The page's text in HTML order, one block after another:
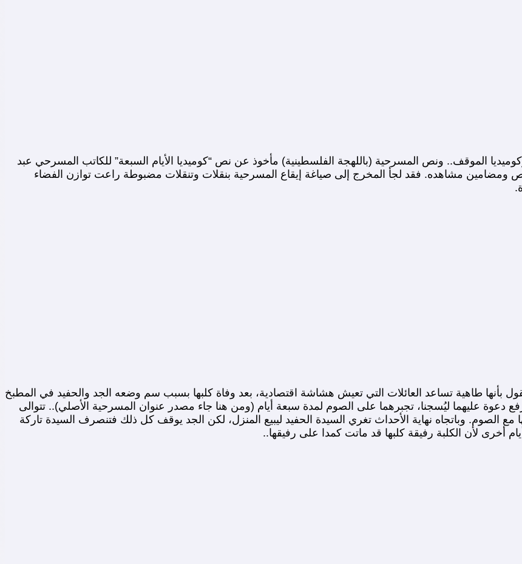
الموقف.. ونص المسرحية (باللهجة الفلسطينية) مأخوذ عن نص “كوميديا الأيام السبعة” للكاتب المسرحي عبد
النص ومضامين مشاهده. فقد لجأ المخرج إلى صياغة إيقاع المسرحية بنقلات وتنقلات مضبوطة راعت توازن الفضاء
بأنها طاهية تساعد العائلات التي تعيش هشاشة اقتصادية، بعد وفاة كلبها بسبب سم وضعه الجد والحفيد في المطبخ
دعوة عليهما ليُسجنا، تجبرهما على الصوم لمدة سبعة أيام (ومن هنا جاء مصدر عنوان المسرحية الأصلي).. تتوالى
مع الصوم. وباتجاه نهاية الأحداث تغري السيدة الحفيد ليبيع المنزل، لكن الجد يوقف كل ذلك فتنصرف السيدة تاركة
أخرى لأن الكلبة رفيقة كلبها قد ماتت كمدا على رفيقها..